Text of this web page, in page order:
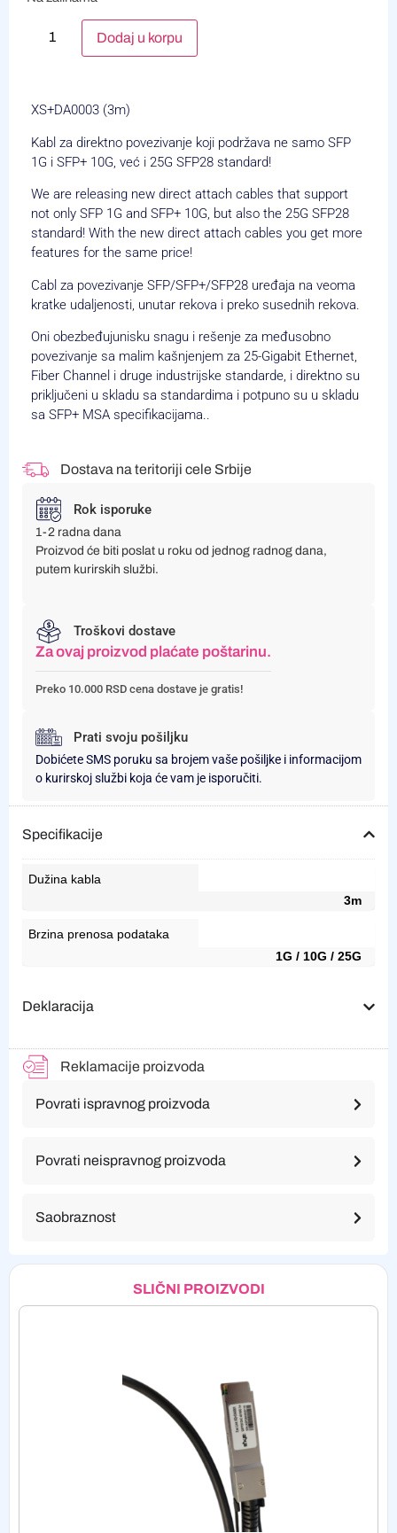
Dodaj u korpu
XS+DA0003 (3m)
Kabl za direktno povezivanje koji podržava ne samo SFP
1G i SFP+ 10G, već i 25G SFP28 standard!
We are releasing new direct attach cables that support
not only SFP 1G and SFP+ 10G, but also the 25G SFP28
standard! With the new direct attach cables you get more
features for the same price!
Cabl za povezivanje SFP/SFP+/SFP28 uređaja na veoma
kratke udaljenosti, unutar rekova i preko susednih rekova.
Oni obezbeđujunisku snagu i rešenje za međusobno
povezivanje sa malim kašnjenjem za 25-Gigabit Ethernet,
Fiber Channel i druge industrijske standarde, i direktno su
priključeni u skladu sa standardima i potpuno su u skladu
sa SFP+ MSA specifikacijama..
Dostava na teritoriji cele Srbije
Rok isporuke
1-2 radna dana
Proizvod će biti poslat u roku od jednog radnog dana,
putem kurirskih službi.
Troškovi dostave
Za ovaj proizvod plaćate poštarinu.
Preko 10.000 RSD cena dostave je gratis!
Prati svoju pošiljku
Dobićete SMS poruku sa brojem vaše pošiljke i informacijom
o kurirskoj službi koja će vam je isporučiti.
Specifikacije
Dužina kabla
3m
Brzina prenosa podataka
1G / 10G / 25G
Deklaracija
Reklamacije proizvoda
Povrati ispravnog proizvoda
Povrati neispravnog proizvoda
Saobraznost
SLIČNI PROIZVODI